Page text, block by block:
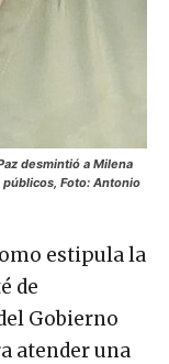
desmintió a Milena
Foto: Antonio
estipula la
de
Gobierno
atender una